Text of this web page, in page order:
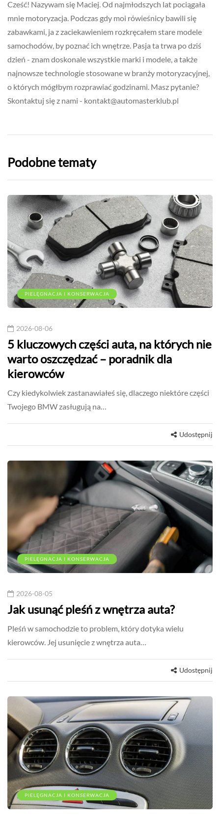
Cześć! Nazywam się Maciej. Od najmłodszych lat pociągała
mnie motoryzacja. Podczas gdy moi rówieśnicy bawili się
zabawkami, ja z zaciekawieniem rozkręcałem stare modele
samochodów, by poznać ich wnętrze. Pasja ta trwa po dziś
dzień - znam doskonale wszystkie marki i modele, a także
najnowsze technologie stosowane w branży motoryzacyjnej,
o których mógłbym rozprawiać godzinami. Masz pytanie?
Skontaktuj się z nami - kontakt@automasterklub.pl
Podobne tematy
PIELĘGNACJA I KONSERWACJA
2026-08-06
5 kluczowych części auta, na których nie
warto oszczędzać – poradnik dla
kierowców
Czy kiedykolwiek zastanawiałeś się, dlaczego niektóre części
Twojego BMW zasługują na…
Udostępnij
PIELĘGNACJA I KONSERWACJA
2026-08-05
Jak usunąć pleśń z wnętrza auta?
Pleśń w samochodzie to problem, który dotyka wielu
kierowców. Jej usunięcie z wnętrza auta…
Udostępnij
PIELĘGNACJA I KONSERWACJA